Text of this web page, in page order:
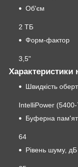
Об'єм
2 ТБ
Форм-фактор
3,5"
Характеристики
Швидкість
IntelliPower
Буферна
64
Рівень шуму, дБ